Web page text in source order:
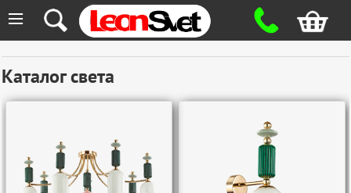
≡
Каталог света